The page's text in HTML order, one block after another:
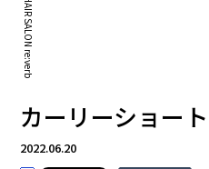
カーリーショー
2022.06.20